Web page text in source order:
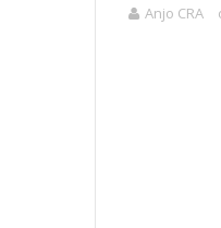
Anjo CRA